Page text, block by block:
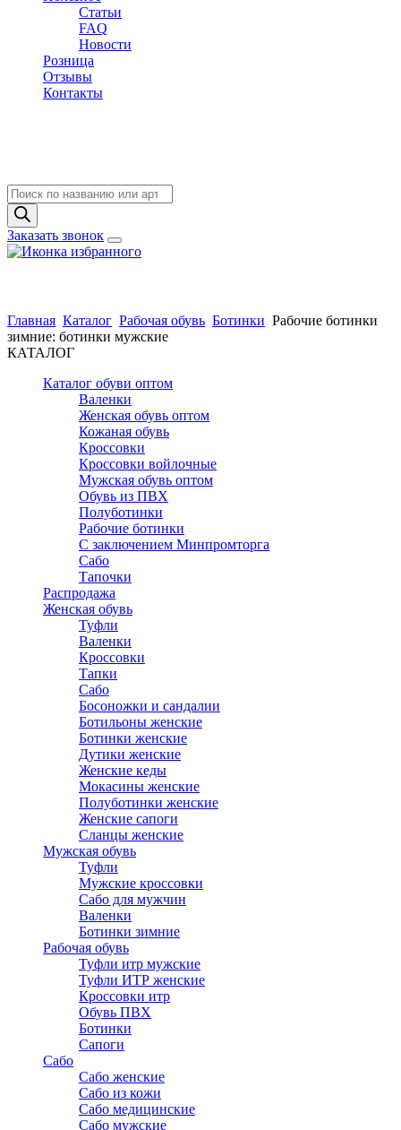
Статьи
FAQ
Новости
Розница
Отзывы
Контакты
Поиск
товаров
Заказать звонок
Главная Каталог Рабочая обувь Ботинки Рабочие ботинки
зимние: ботинки мужские
КАТАЛОГ
Каталог обуви оптом
Валенки
Женская обувь оптом
Кожаная обувь
Кроссовки
Кроссовки войлочные
Мужская обувь оптом
Обувь из ПВХ
Полуботинки
Рабочие ботинки
С заключением Минпромторга
Сабо
Тапочки
Распродажа
Женская обувь
Туфли
Валенки
Кроссовки
Тапки
Сабо
Босоножки и сандалии
Ботильоны женские
Ботинки женские
Дутики женские
Женские кеды
Мокасины женские
Полуботинки женские
Женские сапоги
Сланцы женские
Мужская обувь
Туфли
Мужские кроссовки
Сабо для мужчин
Валенки
Ботинки зимние
Рабочая обувь
Туфли итр мужские
Туфли ИТР женские
Кроссовки итр
Обувь ПВХ
Ботинки
Сапоги
Сабо
Сабо женские
Сабо из кожи
Сабо медицинские
Сабо мужские